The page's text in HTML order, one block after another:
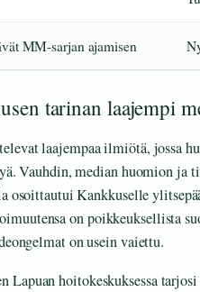
MM-sarjan ajamisen
tarinan laajempi
laajempaa ilmiötä, jossa
Vauhdin, median huomion ja
osoittautui Kankkuselle
on poikkeuksellista
on usein vaiettu.
Lapuan hoitokeskuksessa